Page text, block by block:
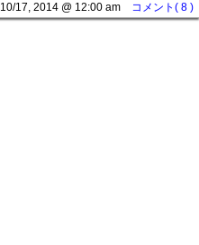
10/17, 2014 @ 12:00 am コメント( 8 )